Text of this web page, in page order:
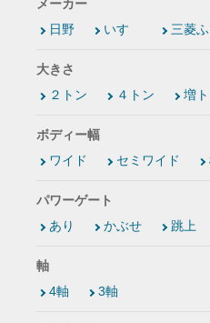
メーカー
日野
いすゞ 三菱
大きさ
２トン
４トン 増
ボディー幅
ワイド
セミワイド
パワーゲート
あり
かぶせ 跳上
軸
4軸
3軸